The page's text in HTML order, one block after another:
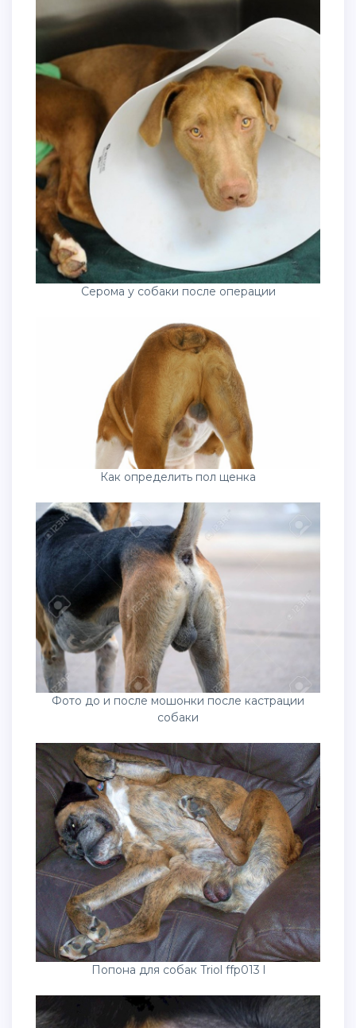
Серома у собаки после операции
Как определить пол щенка
Фото до и после мошонки после кастрации
собаки
Попона для собак Triol ffp013 l